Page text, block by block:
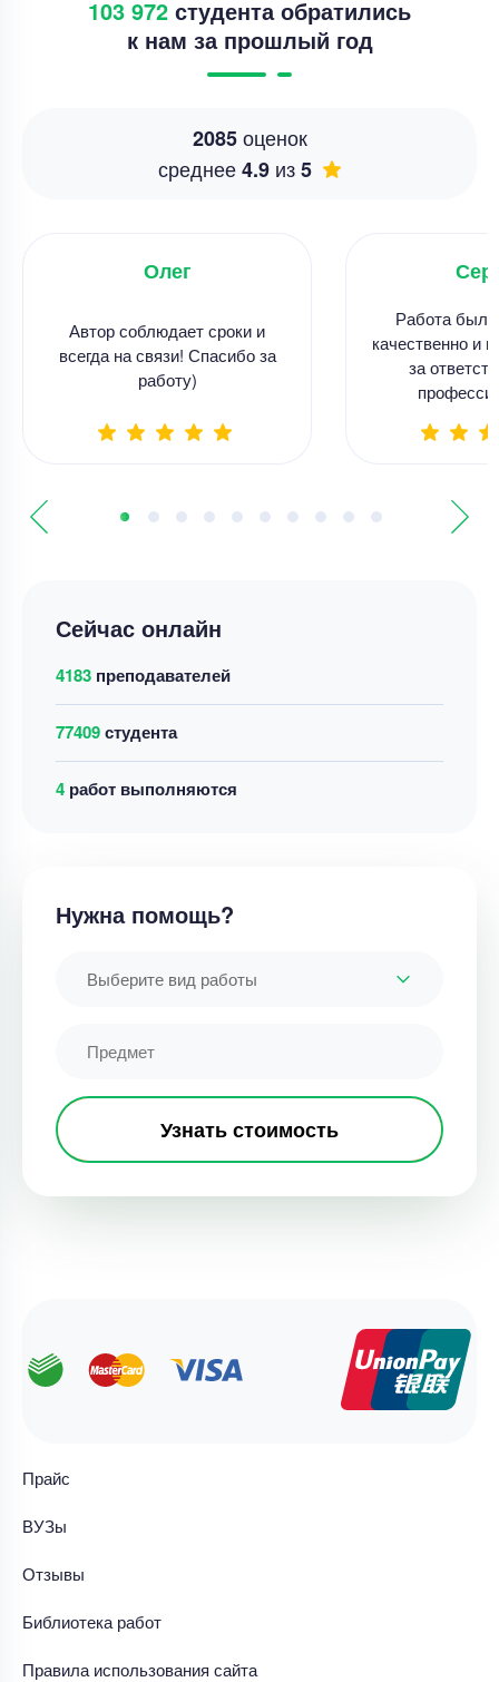
Сейчас онлайн
4183 преподавателей
77409студента
4 работ выполняются
Нужна помощь?
Выберите вид работы
Узнать стоимость
103 972 студента обратились
к нам за прошлый год
2085оценок
среднее4.9 из5
Олег
Автор соблюдает сроки и
всегда на связи! Спасибо за
работу)
Работа
качественно и
за
Прайс
ВУЗы
Отзывы
Библиотека работ
Правила использования сайта